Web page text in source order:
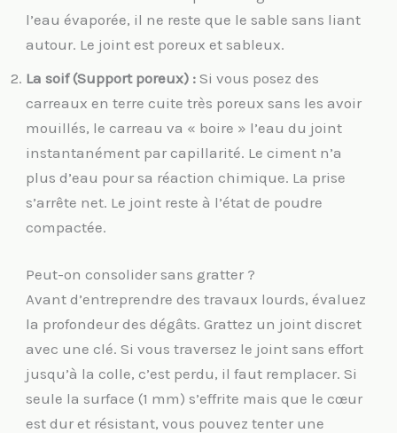
l’eau évaporée, il ne reste que le sable sans liant
autour. Le joint est poreux et sableux.
La soif (Support poreux) : Si vous posez des
carreaux en terre cuite très poreux sans les avoir
mouillés, le carreau va « boire » l’eau du joint
instantanément par capillarité. Le ciment n’a
plus d’eau pour sa réaction chimique. La prise
s’arrête net. Le joint reste à l’état de poudre
compactée.
Peut-on consolider sans gratter ?
Avant d’entreprendre des travaux lourds, évaluez
la profondeur des dégâts. Grattez un joint discret
avec une clé. Si vous traversez le joint sans effort
jusqu’à la colle, c’est perdu, il faut remplacer. Si
seule la surface (1 mm) s’effrite mais que le cœur
est dur et résistant, vous pouvez tenter une